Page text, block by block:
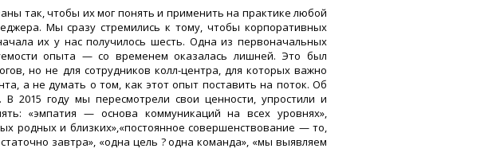
так, чтобы их мог понять и применить на практике любой
Мы сразу стремились к тому, чтобы корпоративных
их у нас получилось шесть. Одна из первоначальных
опыта — со временем оказалась лишней. Это был
но не для сотрудников колл-центра, для которых важно
а не думать о том, как этот опыт поставить на поток. Об
2015 году мы пересмотрели свои ценности, упростили и
«эмпатия — основа коммуникаций на всех уровнях»,
родных и близких»,«постоянное совершенствование — то,
завтра», «одна цель ? одна команда», «мы выявляем